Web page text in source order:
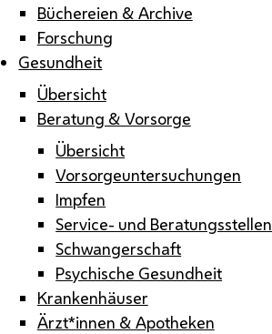
Büchereien & Archive
Forschung
Gesundheit
Übersicht
Beratung & Vorsorge
Übersicht
Vorsorgeuntersuchungen
Impfen
Service- und Beratungsstellen
Schwangerschaft
Psychische Gesundheit
Krankenhäuser
Ärzt*innen & Apotheken